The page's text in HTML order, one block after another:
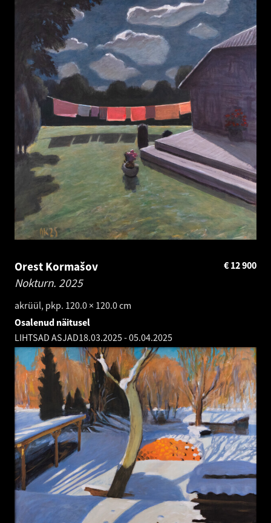
Orest Kormašov
Nokturn. 2025
akrüül, pkp. 120.0 × 120.0 cm
12 900
€
Osalenud näitusel
LIHTSAD ASJAD18.03.2025-05.04.2025